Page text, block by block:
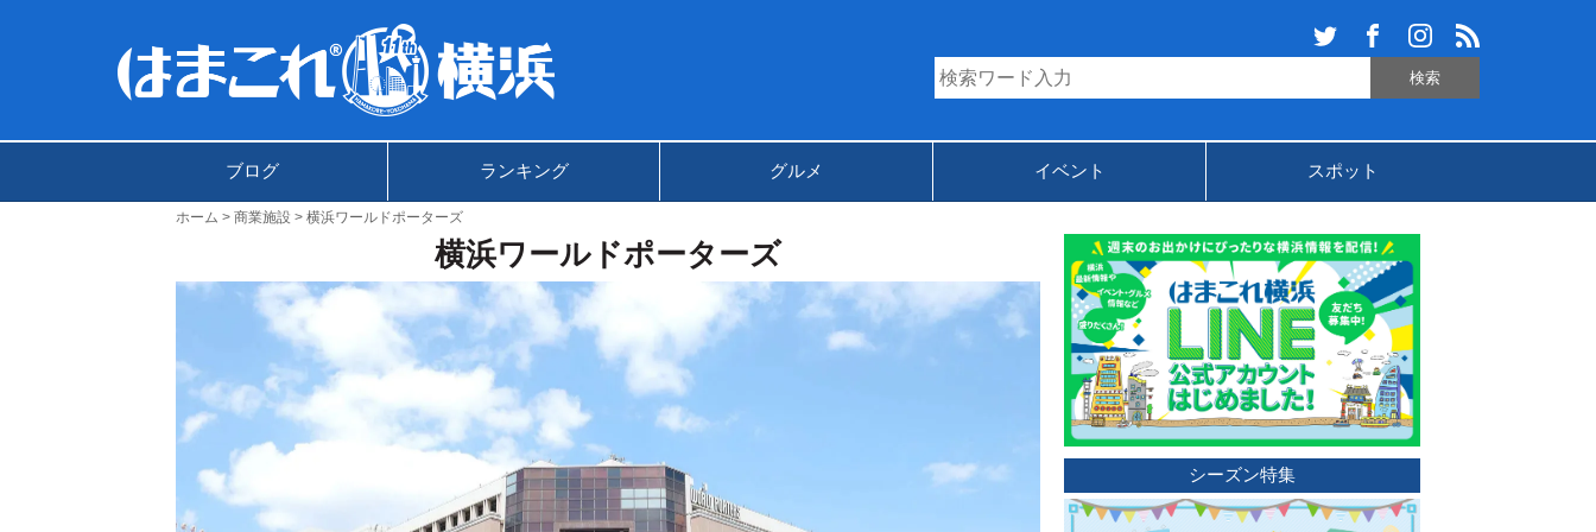
ブログ ランキング グルメ イベント スポット
ホーム 商業施設 横浜ワールドポーターズ
横浜ワールドポーターズ
シーズン特集